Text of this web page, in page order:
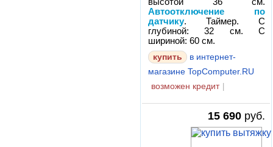
Автоотключение по
датчику. Таймер. С
глубиной: 32 см. С
шириной: 60 см.
в интернет-
магазине TopComputer.RU
возможен кредит
15 690 руб.